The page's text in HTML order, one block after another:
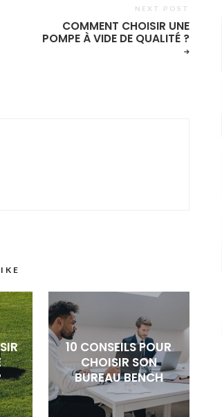
NEXT POST
COMMENT CHOISIR UNE
POMPE À VIDE DE QUALITÉ ?
10 CONSEILS POUR
CHOISIR SON
BUREAU BENCH